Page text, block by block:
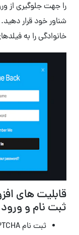
را جهت جلوگیری از
شناور خود قرار
خانوادگی را به
ثبت نام و
ثبت نام Google reCAPTCHA